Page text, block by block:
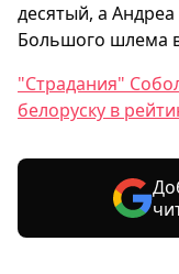
десятый, а
Большого шлема
"Страдания"
белоруску в